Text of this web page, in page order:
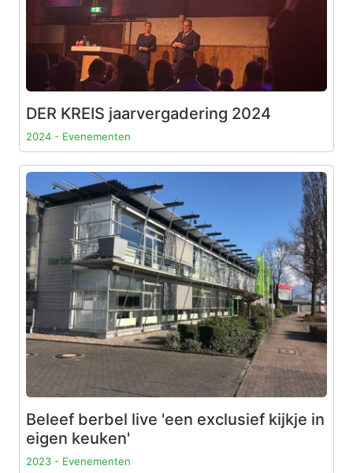
DER KREIS jaarvergadering 2024
2024 - Evenementen
Beleef berbel live 'een exclusief kijkje in
eigen keuken'
2023 - Evenementen